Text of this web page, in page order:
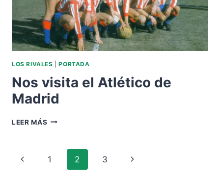
LOS RIVALES |PORTADA
Nos visita el Atlético de
Madrid
LEER MÁS NOS
ATLÉTICO
DE
MADRID
Navegación
Página
1 2 3
Siguiente